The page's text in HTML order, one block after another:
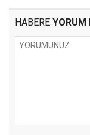
HABERE YORUM